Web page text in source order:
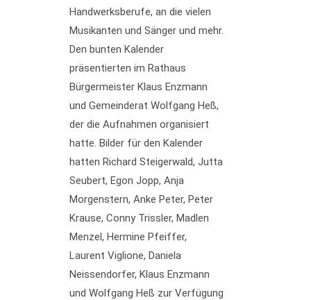
Handwerksberufe, an die vielen
Musikanten und Sänger und mehr.
Den bunten Kalender
präsentierten im Rathaus
Bürgermeister Klaus Enzmann
und Gemeinderat Wolfgang Heß,
der die Aufnahmen organisiert
hatte. Bilder für den Kalender
hatten Richard Steigerwald, Jutta
Seubert, Egon Jopp, Anja
Morgenstern, Anke Peter, Peter
Krause, Conny Trissler, Madlen
Menzel, Hermine Pfeiffer,
Laurent Viglione, Daniela
Neissendorfer, Klaus Enzmann
und Wolfgang Heß zur Verfügung